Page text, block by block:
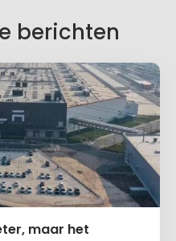
berichten
maar het